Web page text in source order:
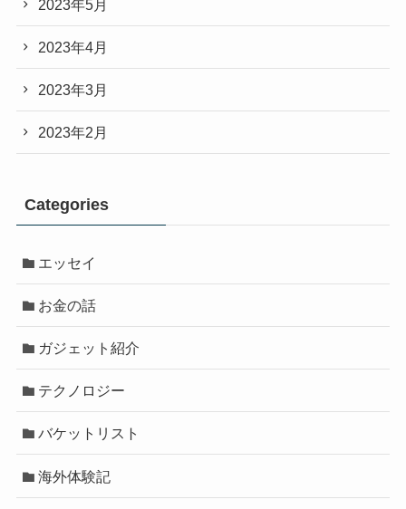
2023年5月
2023年4月
2023年3月
2023年2月
Categories
エッセイ
お金の話
ガジェット紹介
テクノロジー
バケットリスト
海外体験記